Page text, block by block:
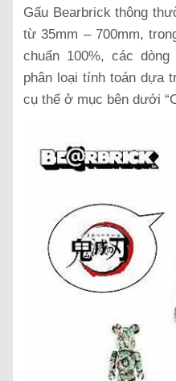
Gấu Bearbrick thông
từ 35mm – 700mm,
chuẩn 100%, các
phân loại tính toán dựa
cụ thể ở mục bên dưới